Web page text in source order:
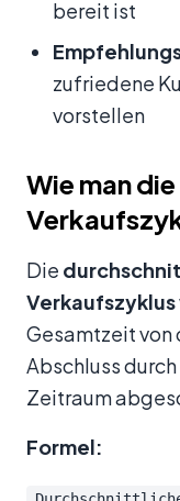
bereit ist
zufriedene
vorstellen
Wie man
Die
Verkaufszyklus
Gesamtzeit von
Abschluss
Zeitraum
Formel: